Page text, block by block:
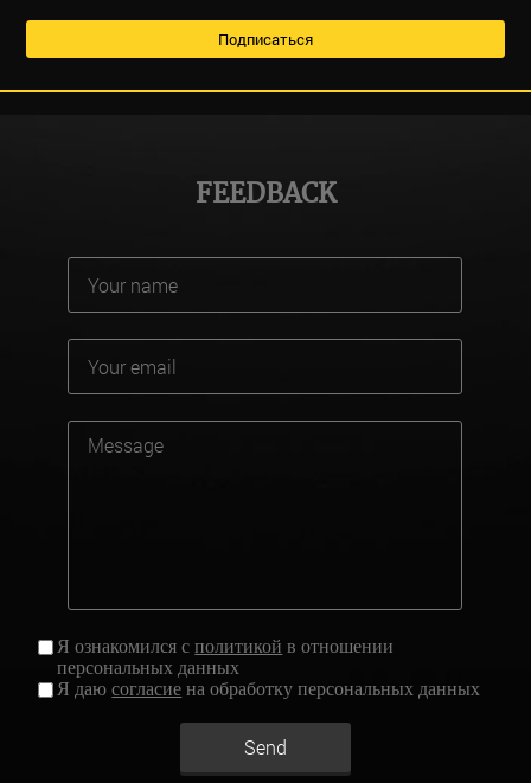
FEEDBACK
Я ознакомился сполитикой в отношении
персональных данных
Я даюсогласие на обработку персональных данных
Send